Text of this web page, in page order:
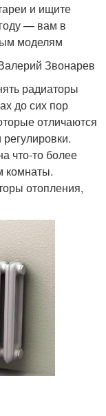
и ищите
— вам в
моделям
Звонарев
радиаторы
до сих пор
отличаются
что-то более
комнаты.
отопления,